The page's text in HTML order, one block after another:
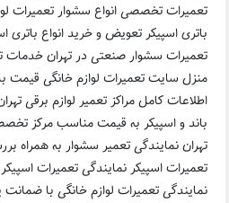
تعمیرات تخصصی انواع سشوار تعمیرات
باتری اسپیکر تعویض و خرید انواع
تعمیرات سشوار صنعتی در تهران خدمات
منزل سایت تعمیرات لوازم خانگی قیمت
اطلاعات کامل مراکز تعمیر لوازم برقی
باند و اسپیکر به قیمت مناسب مرکز
تعمیرات اسپیکر نمایندگی تعمیرات
نمایندگی تعمیرات لوازم خانگی با